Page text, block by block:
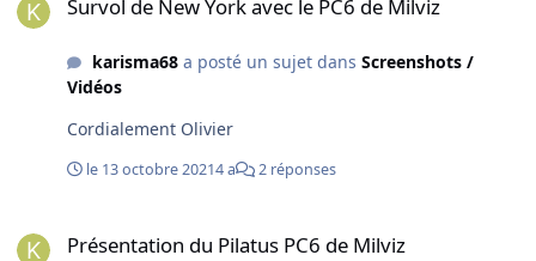
Survol de New York avec le PC6 de Milviz
karisma68a posté un sujet dans Screenshots /
Vidéos
Cordialement Olivier
le 13 octobre 20214 a 2 réponses
Présentation du Pilatus PC6 de Milviz